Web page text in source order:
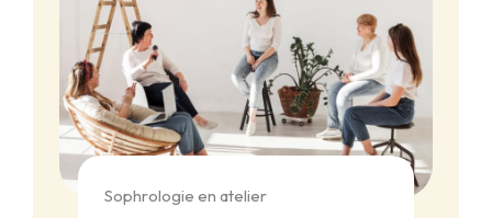
Sophrologie en atelier